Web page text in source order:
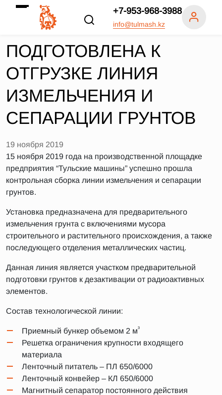
+7-953-968-3988
info@tulmash.kz
ПОДГОТОВЛЕНА К
ОТГРУЗКЕ ЛИНИЯ
ИЗМЕЛЬЧЕНИЯ И
СЕПАРАЦИИ ГРУНТОВ
19 ноября 2019
15 ноября 2019 года на производственной площадке
предприятия “Тульские машины” успешно прошла
контрольная сборка линии измельчения и сепарации
грунтов.
Установка предназначена для предварительного
измельчения грунта с включениями мусора
строительного и растительного происхождения, а также
последующего отделения металлических частиц.
Данная линия является участком предварительной
подготовки грунтов к дезактивации от радиоактивных
элементов.
Состав технологической линии:
Приемный бункер объемом 2 м³
Решетка ограничения крупности входящего
материала
Ленточный питатель – ПЛ 650/6000
Ленточный конвейер – КЛ 650/6000
Магнитный сепаратор постоянного действия